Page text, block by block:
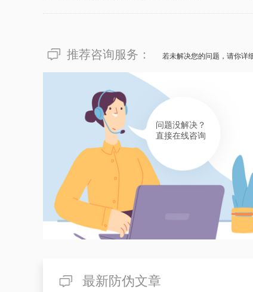
推荐咨询服务： 若未解决您的问题，请你详
问题没解决？
直接在线咨询
最新防伪文章